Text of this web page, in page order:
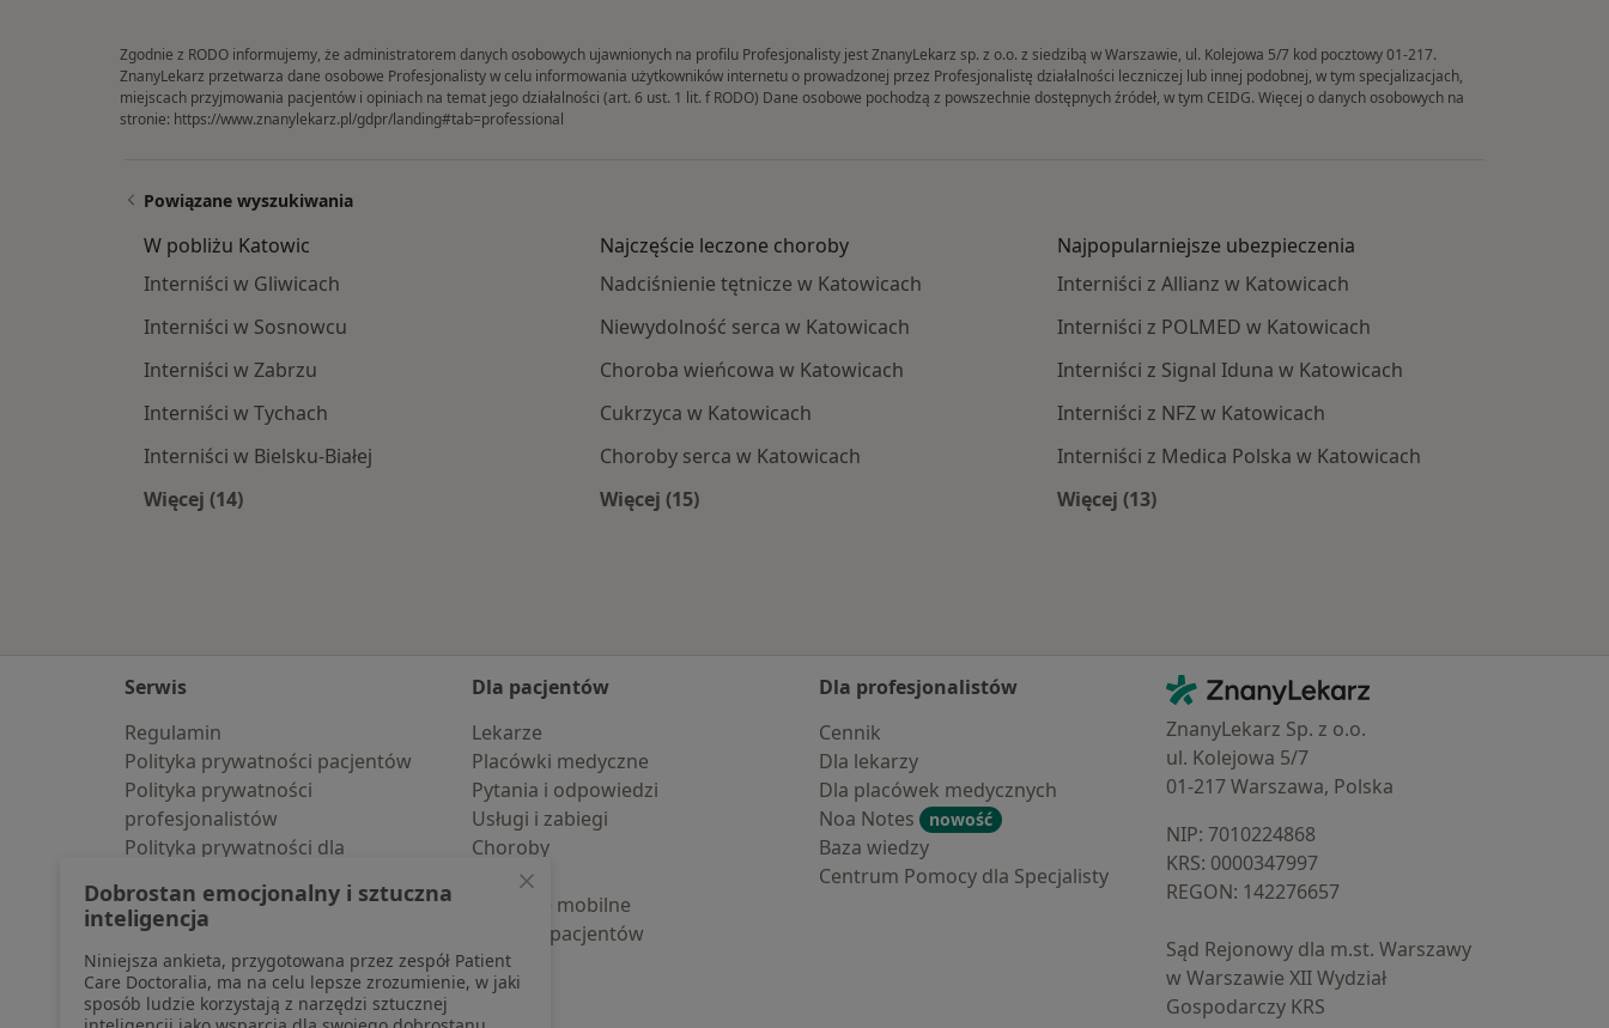
Zgodnie z RODO informujemy, że administratorem danych osobowych ujawnionych na profilu Profesjonalisty jest ZnanyLekarz sp. z o.o. z siedzibą w Warszawie, ul. Kolejowa 5/7 kod pocztowy 01-217.
ZnanyLekarz przetwarza dane osobowe Profesjonalisty w celu informowania użytkowników internetu o prowadzonej przez Profesjonalistę działalności leczniczej lub innej podobnej, w tym specjalizacjach,
miejscach przyjmowania pacjentów i opiniach na temat jego działalności (art. 6 ust. 1 lit. f RODO) Dane osobowe pochodzą z powszechnie dostępnych źródeł, w tym CEIDG. Więcej o danych osobowych na
stronie: https://www.znanylekarz.pl/gdpr/landing#tab=professional
Powiązane wyszukiwania
W pobliżu Katowic
Interniści w Gliwicach
Interniści w Sosnowcu
Interniści w Zabrzu
Interniści w Tychach
Interniści w Bielsku-Białej
Więcej (14)
Najczęście leczone choroby
Nadciśnienie tętnicze w Katowicach
Niewydolność serca w Katowicach
Choroba wieńcowa w Katowicach
Cukrzyca w Katowicach
Choroby serca w Katowicach
Więcej (15)
Najpopularniejsze ubezpieczenia
Interniści z Allianz w Katowicach
Interniści z POLMED w Katowicach
Interniści z Signal Iduna w Katowicach
Interniści z NFZ w Katowicach
Interniści z Medica Polska w Katowicach
Więcej (13)
Serwis
Regulamin
Polityka prywatności pacjentów
Polityka prywatności
profesjonalistów
Polityka prywatności dla
pozyskaliśmy samodzielnie
Polityka cookies
Jak działają wyniki wyszukiwania
Dostępność
O nas
Dla pacjentów
Lekarze
Placówki medyczne
Pytania i odpowiedzi
Usługi i zabiegi
Choroby
Pomoc
Aplikacje mobilne
Blog dla pacjentów
Dla profesjonalistów
Cennik
Dla lekarzy
Dla placówek medycznych
Noa Notes
nowość
Baza wiedzy
Centrum Pomocy dla Specjalisty
Kontakt
ZnanyLekarz - Strona główna
ZnanyLekarz Sp. z o.o.
ul. Kolejowa 5/7
01-217 Warszawa, Polska
NIP: ⁠7010224868
KRS: ⁠0000347997
REGON: ⁠142276657
Sąd Rejonowy dla m.st. Warszawy
w Warszawie XII Wydział
Gospodarczy KRS
Dobrostan emocjonalny i sztuczna
inteligencja
Niniejsza ankieta, przygotowana przez zespół Patient
Care Doctoralia, ma na celu lepsze zrozumienie, w jaki
sposób ludzie korzystają z narzędzi sztucznej